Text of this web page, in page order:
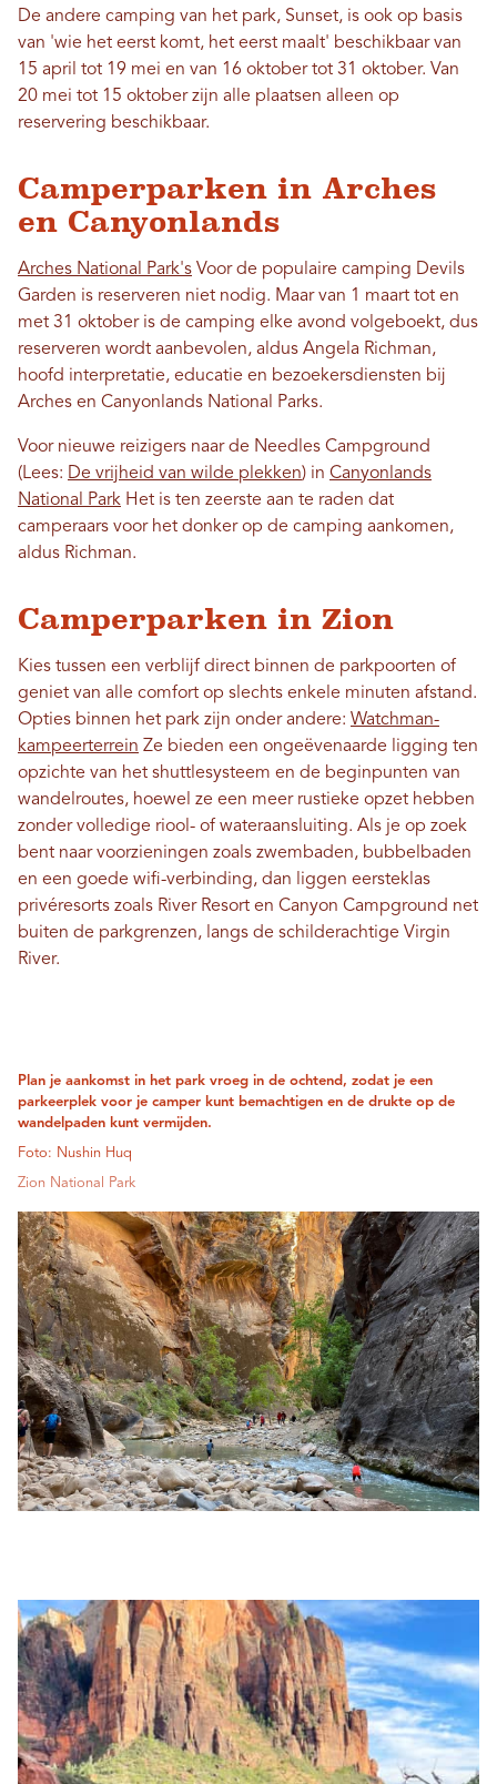
De andere camping van het park, Sunset, is ook op basis
van 'wie het eerst komt, het eerst maalt' beschikbaar van
15 april tot 19 mei en van 16 oktober tot 31 oktober. Van
20 mei tot 15 oktober zijn alle plaatsen alleen op
reservering beschikbaar.
Camperparken in Arches
en Canyonlands
Arches National Park's Voor de populaire camping Devils
Garden is reserveren niet nodig. Maar van 1 maart tot en
met 31 oktober is de camping elke avond volgeboekt, dus
reserveren wordt aanbevolen, aldus Angela Richman,
hoofd interpretatie, educatie en bezoekersdiensten bij
Arches en Canyonlands National Parks.
Voor nieuwe reizigers naar de Needles Campground
(Lees: De vrijheid van wilde plekken) in Canyonlands
National Park Het is ten zeerste aan te raden dat
camperaars voor het donker op de camping aankomen,
aldus Richman.
Camperparken in Zion
Kies tussen een verblijf direct binnen de parkpoorten of
geniet van alle comfort op slechts enkele minuten afstand.
Opties binnen het park zijn onder andere: Watchman-
kampeerterrein Ze bieden een ongeëvenaarde ligging ten
opzichte van het shuttlesysteem en de beginpunten van
wandelroutes, hoewel ze een meer rustieke opzet hebben
zonder volledige riool- of wateraansluiting. Als je op zoek
bent naar voorzieningen zoals zwembaden, bubbelbaden
en een goede wifi-verbinding, dan liggen eersteklas
privéresorts zoals River Resort en Canyon Campground net
buiten de parkgrenzen, langs de schilderachtige Virgin
River.
Plan je aankomst in het park vroeg in de ochtend, zodat je een
parkeerplek voor je camper kunt bemachtigen en de drukte op de
wandelpaden kunt vermijden.
Foto: Nushin Huq
Zion National Park